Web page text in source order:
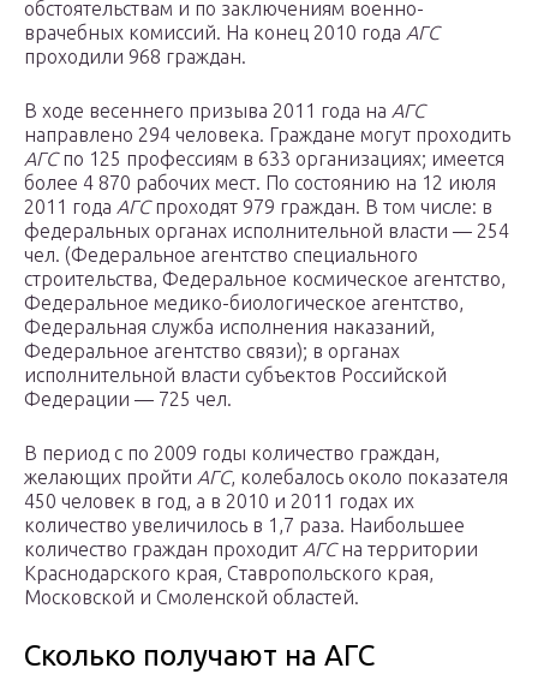
обстоятельствам и по заключениям военно-
врачебных комиссий. На конец 2010 года АГС
проходили 968 граждан.
В ходе весеннего призыва 2011 года на АГС
направлено 294 человека. Граждане могут проходить
АГСпо 125 профессиям в 633 организациях; имеется
более 4 870 рабочих мест. По состоянию на 12 июля
2011 года АГСпроходят 979 граждан. В том числе: в
федеральных органах исполнительной власти — 254
чел. (Федеральное агентство специального
строительства, Федеральное космическое агентство,
Федеральное медико-биологическое агентство,
Федеральная служба исполнения наказаний,
Федеральное агентство связи); в органах
исполнительной власти субъектов Российской
Федерации — 725 чел.
В период с по 2009 годы количество граждан,
желающих пройти АГС, колебалось около показателя
450 человек в год, а в 2010 и 2011 годах их
количество увеличилось в 1,7 раза. Наибольшее
количество граждан проходит АГСна территории
Краснодарского края, Ставропольского края,
Московской и Смоленской областей.
Сколько получают на АГС